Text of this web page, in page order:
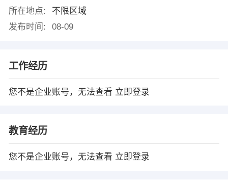
所在地点:
不限区域
发布时间:
08-09
工作经历
您不是企业账号，无法查看 立即登录
教育经历
您不是企业账号，无法查看 立即登录